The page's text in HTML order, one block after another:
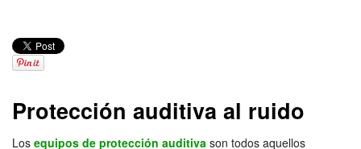
Protección auditiva al ruido
Los equipos de protección auditiva son todos aquellos